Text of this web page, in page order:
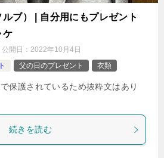
ブ） | 自分用にもプレゼント
ケ
公開日： 2022年10月4日
父の日のプレゼント 衣類
保護されているため抜粋文はあり
続きを読む